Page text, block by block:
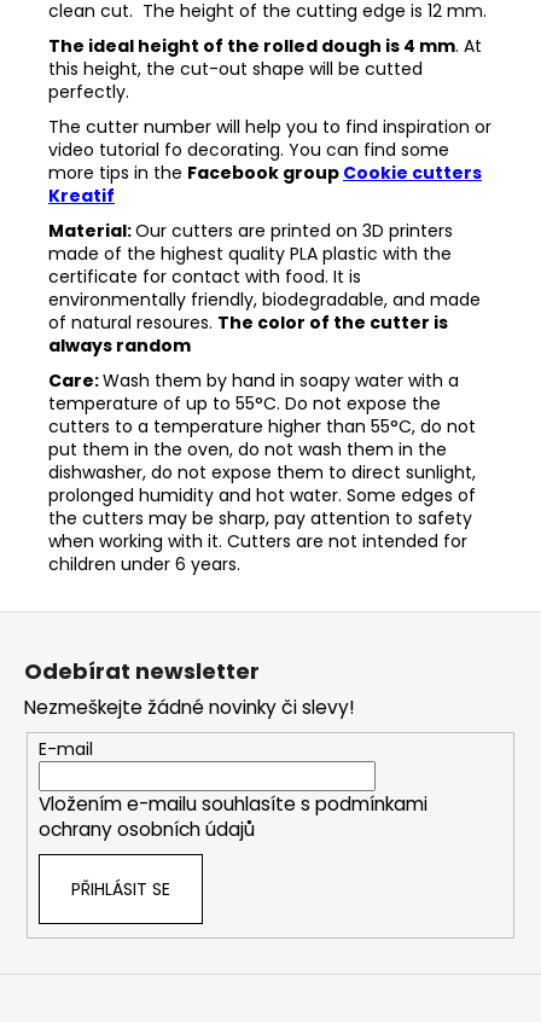
clean cut. The height of the cutting edge is 12 mm.
The ideal height of the rolled dough is 4 mm. At
this height, the cut-out shape will be cutted
perfectly.
The cutter number will help you to find inspiration or
video tutorial fo decorating. You can find some
more tips in the Facebook group Cookie cutters
Kreatif
Material:Our cutters are printed on 3D printers
made of the highest quality PLA plastic with the
certificate for contact with food. It is
environmentally friendly, biodegradable, and made
of natural resoures. The color of the cutter is
always random
Care:Wash them by hand in soapy water with a
temperature of up to 55°C. Do not expose the
cutters to a temperature higher than 55°C, do not
put them in the oven, do not wash them in the
dishwasher, do not expose them to direct sunlight,
prolonged humidity and hot water. Some edges of
the cutters may be sharp, pay attention to safety
when working with it. Cutters are not intended for
children under 6 years.
Z
Odebírat newsletter
Nezmeškejte žádné novinky či slevy!
E-mail
Vložením e-mailu souhlasíte s podmínkami
ochrany osobních údajů
PŘIHLÁSIT SE